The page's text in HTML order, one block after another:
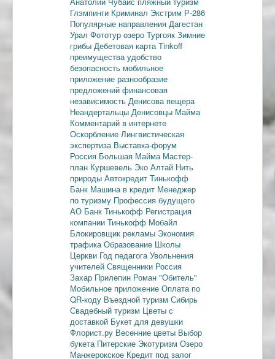
Глэмпинги Криминал Экстрим Р-286
Популярные направления Дагестан
Урал Фототур озеро Тургояк Зимние
грибы Дебетовая картаTinkoff
преимуществаудобство
безопасность мобильное
приложение разнообразие
предложений финансовая
независимость Денисова пещера
Неандертальцы Денисовцы Майма
Комментарий в интернете
Оскорбление Лингвистическая
экспертиза Выставка-форум
Россия Большая Майма Мастер-
план Куршевель Эко Алтай Нить
природы Автокредит Тинькофф
Банк Машина в кредит Менеджер
по туризму Профессия будущего
АО Банк Тинькофф Регистрация
компании Тинькофф Мобайл
Блокировщик рекламы Экономия
трафикаОбразование Школы
Церкви Год педагогаУвольнения
учителей Священники Россия
Захар Прилепин Роман "Обитель"
Мобильное приложение Оплата по
QR-коду Въездной туризм Сибирь
Свадебный туризм Цветы с
доставкой Букет для девушки
Флорист.ру Весенние цветы Выбор
букета Питерские Экотуризм Озеро
Манжерокское Кредит под залог